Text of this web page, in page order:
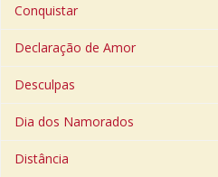
Conquistar
Declaração de Amor
Desculpas
Dia dos Namorados
Distância